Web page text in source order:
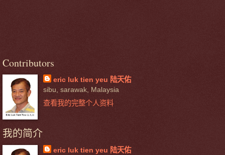
Contributors
eric luk tien yeu 陆天佑
sibu, sarawak, Malaysia
查看我的完整个人资料
我的简介
eric luk tien yeu 陆天佑